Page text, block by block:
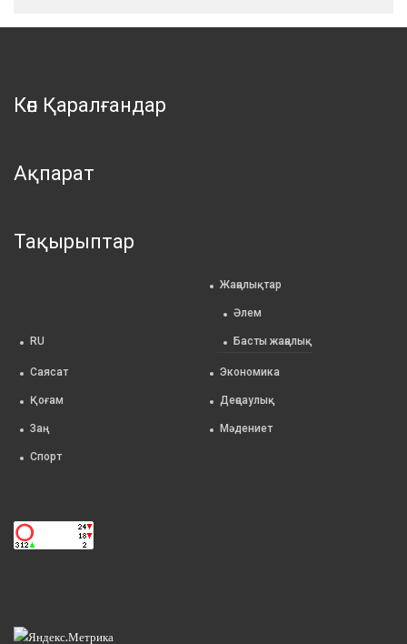
Көп Қаралғандар
Ақпарат
Тақырыптар
RU
Жаңалықтар
Әлем
Басты жаңалық
Саясат Экономика
Қоғам Деңсаулық
Заң Мәдениет
Спорт